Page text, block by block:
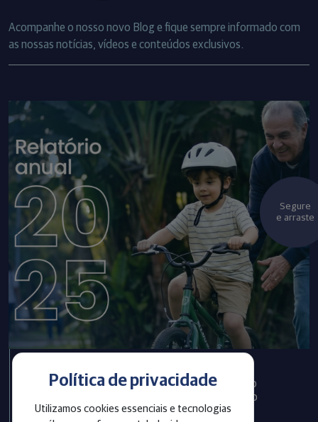
Política de privacidade
Utilizamos cookies essenciais e tecnologias
Acompanhe o nosso novo Blog e fique sempre informado com
as nossas notícias, vídeos e conteúdos exclusivos.
Infraprev publica Relatório
Anual com informações do
exercício 2025
Segure
e arraste